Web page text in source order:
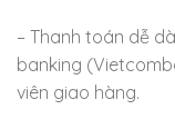
– Thanh toán dễ
banking
viên giao hàng.